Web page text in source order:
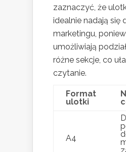
zaznaczyć, że
idealnie nadają się
marketingu,
umożliwiają
różne sekcje, co
czytanie.
Format
ulotki
A4